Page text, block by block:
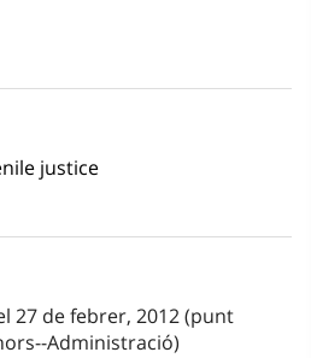
justice
27 de febrer, 2012 (punt
Administració)